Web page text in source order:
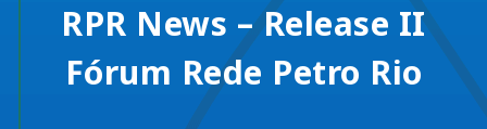
RPR News – Release II
Fórum Rede Petro Rio